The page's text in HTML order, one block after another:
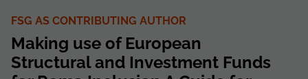
FSG AS CONTRIBUTING AUTHOR
Making use of European
Structural and Investment Funds